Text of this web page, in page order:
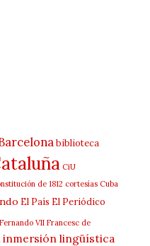
biblioteca
CiU
de 1812 cortesías Cuba
El País El Periódico
Fernando VII Francesc de
inmersión lingüística